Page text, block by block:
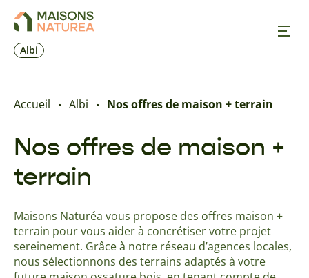
Albi
Nos offres
Prendre RDV
+33 5 32 09 70 17
Accueil Albi Nos offres de maison + terrain
Nos offres de maison +
terrain
Maisons Naturéa vous propose des offres maison +
terrain pour vous aider à concrétiser votre projet
sereinement. Grâce à notre réseau d’agences locales,
nous sélectionnons des terrains adaptés à votre